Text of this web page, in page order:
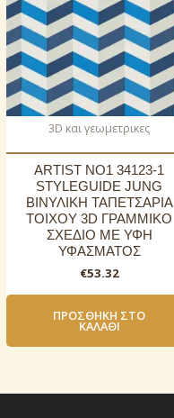
3D και γεωμετρικες
ARTIST NO1 34123-1
STYLEGUIDE JUNG
ΒΙΝΥΛΙΚΗ ΤΑΠΕΤΣΑΡΙΑ
ΤΟΙΧΟΥ 3D ΓΡΑΜΜΙΚΟ
ΣΧΕΔΙΟ ΜΕ ΥΦΗ
ΥΦΑΣΜΑΤΟΣ
€53.32
ΠΡΟΣΘΉΚΗ ΣΤΟ
ΚΑΛΆΘΙ